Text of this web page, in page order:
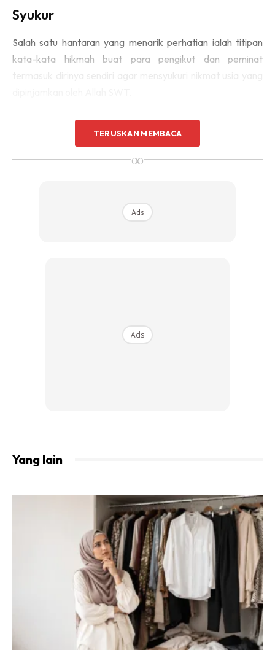
Syukur
Salah satu hantaran yang menarik perhatian ialah titipan
kata-kata hikmah buat para pengikut dan peminat
berdebar-debar dan bimbang dengan amalan yang tidak
cukup untuk dipersembahkan kepada Maha Pencipta.
TERUSKAN MEMBACA
∞
Ads
Ads
Yang lain